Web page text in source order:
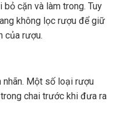
cặn và làm trong. Tuy
không lọc rượu để giữ
của rượu.
Một số loại rượu
chai trước khi đưa ra